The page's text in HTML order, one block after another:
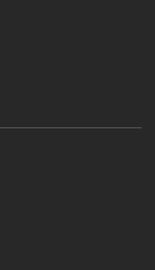
de
estados